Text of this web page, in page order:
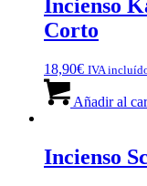
Incienso
Corto
18,90€ IVA
Añadir al
Incienso